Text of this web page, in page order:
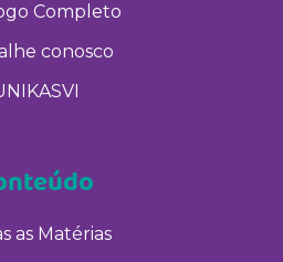
Completo
conosco
as Matérias